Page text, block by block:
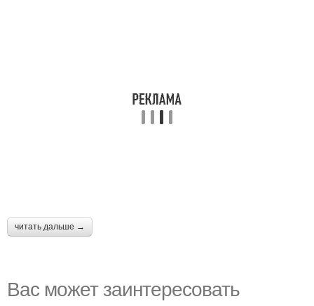
читать дальше →
Вас может заинтересовать